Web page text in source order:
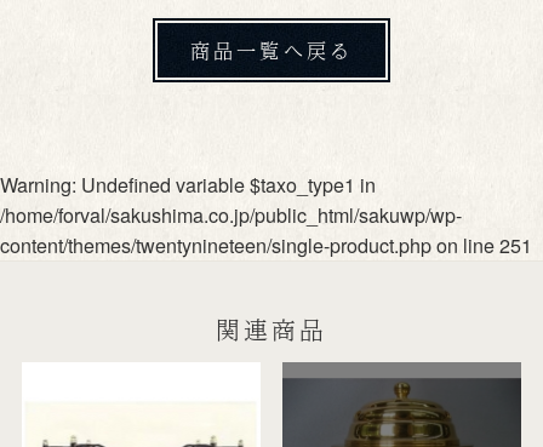
商品一覧へ戻る
Warning: Undefined variable $taxo_type1 in
/home/forval/sakushima.co.jp/public_html/sakuwp/wp-
content/themes/twentynineteen/single-product.phpon line251
関連商品